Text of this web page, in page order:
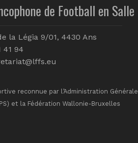
de Football en Salle
la Légia 9/01, 4430 Ans
41 94
reconnue par l’Administration Générale
et la Fédération Wallonie-Bruxelles